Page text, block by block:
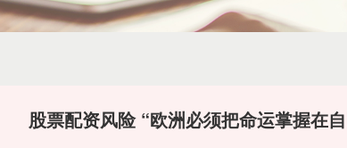
股票配资风险 “欧洲必须把命运掌握在